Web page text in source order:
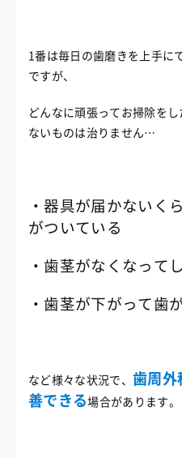
1番は毎日の歯磨きを上手に
ですが、
どんなに頑張ってお掃除を
ないものは治りません…
・器具が届かないく
がついている
・歯茎がなくなって
・歯茎が下がって歯
など様々な状況で、 歯周外
善できる場合があります。